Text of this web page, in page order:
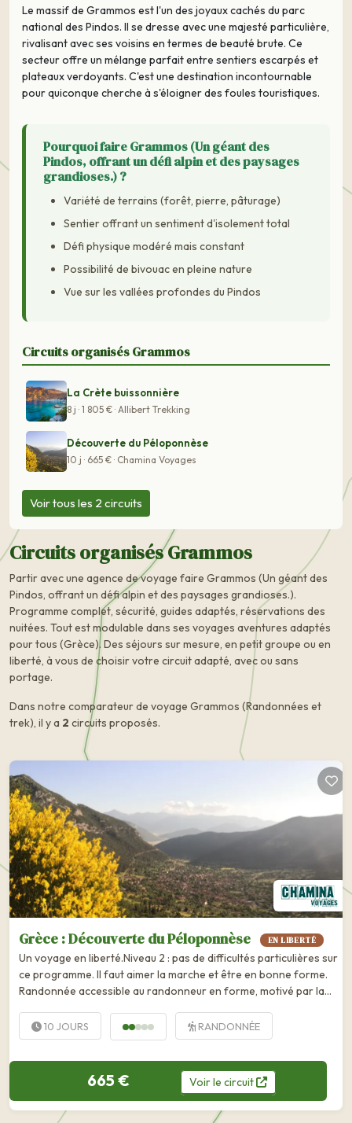
Le massif de Grammos est l'un des joyaux cachés du parc
national des Pindos. Il se dresse avec une majesté particulière,
rivalisant avec ses voisins en termes de beauté brute. Ce
secteur offre un mélange parfait entre sentiers escarpés et
plateaux verdoyants. C'est une destination incontournable
pour quiconque cherche à s'éloigner des foules touristiques.
Pourquoi faire Grammos (Un géant des
Pindos, offrant un défi alpin et des paysages
grandioses.) ?
Variété de terrains (forêt, pierre, pâturage)
Sentier offrant un sentiment d'isolement total
Défi physique modéré mais constant
Possibilité de bivouac en pleine nature
Vue sur les vallées profondes du Pindos
Circuits organisés Grammos
La Crète buissonnière
8 j · 1 805 € · Allibert Trekking
Découverte du Péloponnèse
10 j · 665 € · Chamina Voyages
Voir tous les 2 circuits
Circuits organisés Grammos
Partir avec une agence de voyage faire Grammos (Un géant des
Pindos, offrant un défi alpin et des paysages grandioses.).
Programme complet, sécurité, guides adaptés, réservations des
nuitées. Tout est modulable dans ses voyages aventures adaptés
pour tous (Grèce). Des séjours sur mesure, en petit groupe ou en
liberté, à vous de choisir votre circuit adapté, avec ou sans
portage.
Dans notre comparateur de voyage Grammos (Randonnées et
trek), il y a 2 circuits proposés.
Grèce : Découverte du Péloponnèse EN LIBERTÉ
Un voyage en liberté.Niveau 2 : pas de difficultés particulières sur
ce programme. Il faut aimer la marche et être en bonne forme.
Randonnée accessible au randonneur en forme, motivé par la
10 JOURS RANDONNÉE
665 € Voirle circuit